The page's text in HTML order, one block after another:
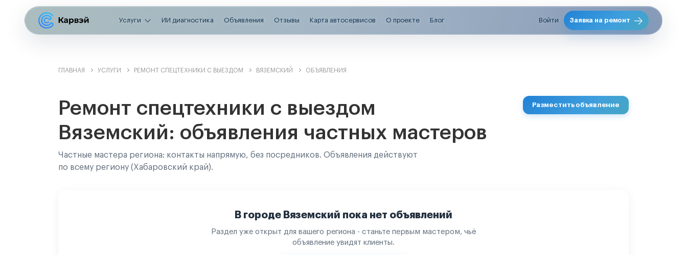
Услуги ИИ диагностика Объявления Отзывы Карта автосервисов О проекте Блог Войти Заявка на ремонт
ГЛАВНАЯ УСЛУГИ РЕМОНТ СПЕЦТЕХНИКИ С ВЫЕЗДОМ ВЯЗЕМСКИЙ ОБЪЯВЛЕНИЯ
Ремонт спецтехники с выездом
Вяземский: объявления частных мастеров
Частные мастера региона: контакты напрямую, без посредников. Объявления действуют
по всему региону (Хабаровский край).
Разместить объявление
В городе Вяземский пока нет объявлений
Раздел уже открыт для вашего региона - станьте первым мастером, чьё
объявление увидят клиенты.